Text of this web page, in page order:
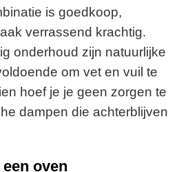
is goedkoop,
verrassend krachtig.
onderhoud zijn natuurlijke
om vet en vuil te
hoef je je geen zorgen te
dampen die achterblijven
oven